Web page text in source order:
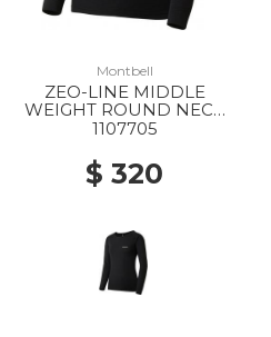
Montbell
ZEO-LINE MIDDLE
WEIGHT ROUND NECK
SHIRT WS BK
1107705
$ 320